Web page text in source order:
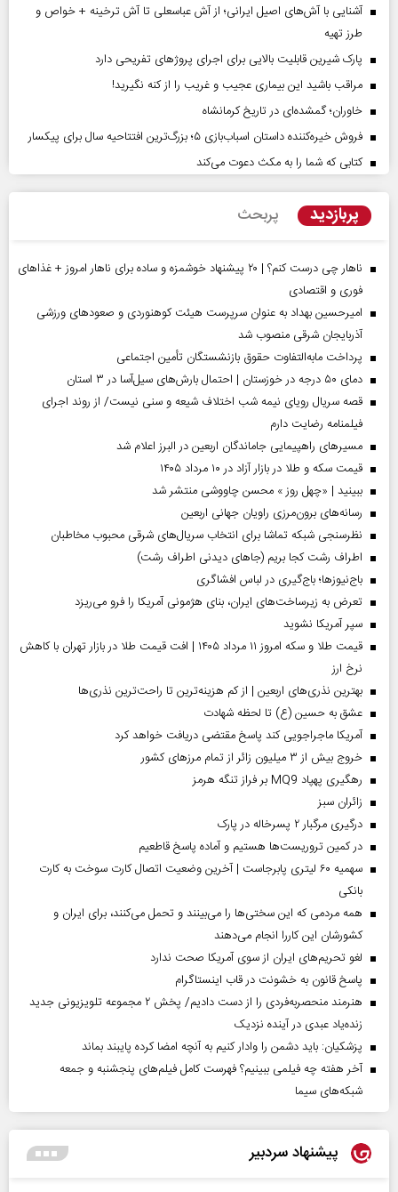
آشنایی با آش‌های اصیل ایرانی؛ از آش عباسعلی تا آش ترخینه + خواص و
طرز تهیه
پارک شیرین قابلیت‌ بالایی برای اجرای پروژهای تفریحی دارد
مراقب باشید این بیماری عجیب و غریب را از کنه نگیرید!
خاوران؛ گمشده‌ای در تاریخ کرمانشاه
فروش خیره‌کننده داستان اسباب‌بازی ۵؛ بزرگ‌ترین افتتاحیه سال برای پیکسار
کتابی که شما را به مکث دعوت می‌کند
پربازدید پربحث
ناهار چی درست کنم؟ | ۲۰ پیشنهاد خوشمزه و ساده برای ناهار امروز + غذاهای
فوری و اقتصادی
امیرحسین بهداد به عنوان سرپرست هیئت کوهنوردی و صعودهای ورزشی
آذربایجان شرقی منصوب شد
پرداخت مابه‌التفاوت حقوق بازنشستگان تأمین اجتماعی
دمای ۵۰ درجه در خوزستان | احتمال بارش‌های سیل‌آسا در ۳ استان
قصه سریال رویای نیمه شب اختلاف شیعه و سنی نیست/ از روند اجرای
فیلمنامه رضایت دارم
مسیر‌های راهپیمایی جاماندگان اربعین در البرز اعلام شد
قیمت سکه و طلا در بازار آزاد در ۱۰ مرداد ۱۴۰۵
ببینید | «چهل روز » محسن چاووشی منتشر شد
رسانه‌های برون‌مرزی راویان جهانی اربعین
نظرسنجی شبکه تماشا برای انتخاب سریال‌های شرقی محبوب مخاطبان
اطراف رشت کجا بریم (جاهای دیدنی اطراف رشت)
باج‌نیوزها؛ باج‌گیری در لباس افشاگری
تعرض به زیرساخت‌های ایران، بنای هژمونی آمریکا را فرو می‌ریزد
سپر آمریکا نشوید
قیمت طلا و سکه امروز ۱۱ مرداد ۱۴۰۵ | افت قیمت طلا در بازار تهران با کاهش
نرخ ارز
بهترین نذری‌های اربعین | از کم هزینه‌ترین تا راحت‌ترین نذری‌ها
عشق به حسین (ع) تا لحظه شهادت
آمریکا ماجراجویی کند پاسخ مقتضی دریافت خواهد کرد
خروج بیش از ۳ میلیون زائر از تمام مرز‌های کشور
رهگیری پهپاد MQ9 بر فراز تنگه هرمز
‌زائران سبز
درگیری مرگبار ۲ پسرخاله در پارک
در کمین تروریست‌ها هستیم و آماده پاسخ قاطعیم
سهمیه ۶۰ لیتری پابرجاست | آخرین وضعیت اتصال کارت سوخت به کارت
بانکی
همه مردمی که این سختی‌ها را می‌بینند و تحمل می‌کنند، برای ایران و
کشورشان این کاررا انجام می‌دهند
لغو تحریم‌های ایران از سوی آمریکا صحت ندارد
پاسخ قانون به خشونت در قاب اینستاگرام
هنرمند منحصر‌به‌فردی را از دست دادیم/ پخش ۲ مجموعه تلویزیونی جدید
زنده‌یاد عبدی در آینده نزدیک
پزشکیان: باید دشمن را وادار کنیم به آنچه امضا کرده پایبند بماند
آخر هفته چه فیلمی ببینیم؟ فهرست کامل فیلم‌های پنجشنبه و جمعه
شبکه‌های سیما
پیشنهاد سردبیر